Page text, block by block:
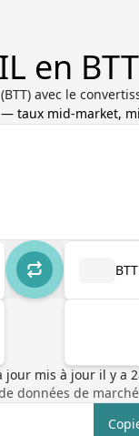
en BTT
avec le
taux mid-market,
jour mis à jour il y a
données de